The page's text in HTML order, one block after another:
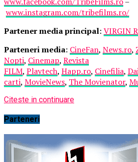
www.instagram.com/tribefilms.ro/
Partener media principal: VIRGIN
Parteneri media: CineFan, News.ro,
Nopți, Cinemap, Revista
FILM, Playtech, Happ.ro, Cinefilia,
carti, MovieNews, The Movienator,
Citeste in continuare
Parteneri